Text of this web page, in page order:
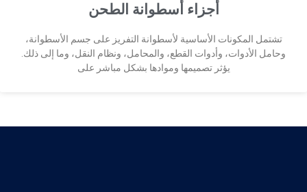
أجزاء أسطوانة الطحن
تشتمل المكونات الأساسية لأسطوانة التفريز على جسم الأسطوانة،
وحامل الأدوات، وأدوات القطع، والمحامل، ونظام النقل، وما إلى ذلك.
يؤثر تصميمها وموادها بشكل مباشر على